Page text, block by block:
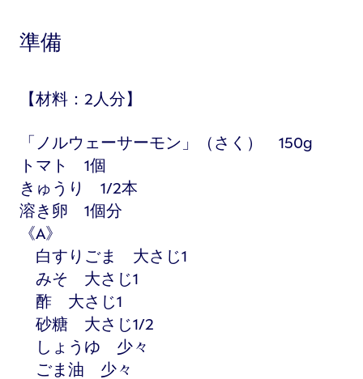
準備
【材料：2人分】
「ノルウェーサーモン」（さく） 150g
トマト 1個
きゅうり 1/2本
溶き卵 1個分
《A》
白すりごま 大さじ1
みそ 大さじ1
酢 大さじ1
砂糖 大さじ1/2
しょうゆ 少々
ごま油 少々